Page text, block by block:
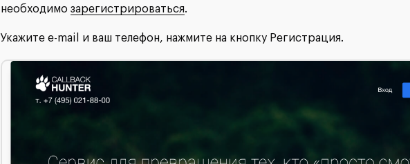
необходимо зарегистрироваться.
Укажите e-mail и ваш телефон, нажмите на кнопку Регистрация.